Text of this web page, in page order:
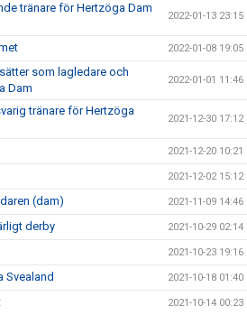
tränare för Hertzöga Dam
2022-01-13 23:15
2022-01-08 19:05
som lagledare och
Dam
2022-01-01 11:46
tränare för Hertzöga
2021-12-30 17:12
2021-12-20 10:21
2021-12-02 15:12
(dam) 2021-11-09 14:46
derby 2021-10-29 02:14
2021-10-23 19:16
Svealand 2021-10-18 01:40
2021-10-14 00:23